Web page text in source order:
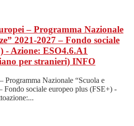
– Programma Nazionale
2021-2027 – Fondo sociale
- Azione: ESO4.6.A1
per stranieri) INFO
Programma Nazionale “Scuola e
Fondo sociale europeo plus (FSE+) -